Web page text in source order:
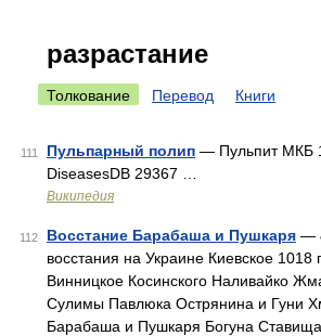
разрастание
Толкование Перевод Книги
111 Пульпарный полип — Пульпит МКБ
DiseasesDB 29367 …
Википедия
112 Восстание Барабаша и Пушкаря —
восстания на Украине Киевское
Винницкое Косинского Наливайко
Сулимы Павлюка Острянина и Гуни
Барабаша и Пушкаря Богуна